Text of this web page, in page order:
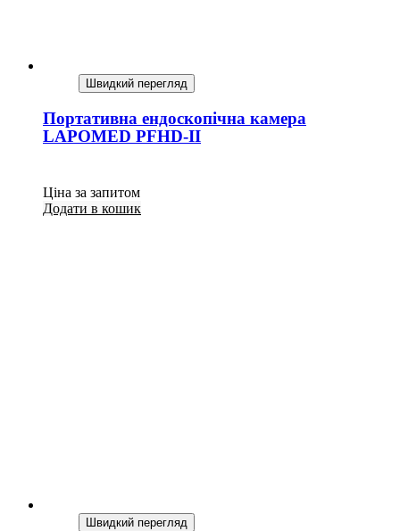
Швидкий перегляд
Портативна ендоскопічна камера
LAPOMED PFHD-II
Ціна за запитом
Додати в кошик
Швидкий перегляд